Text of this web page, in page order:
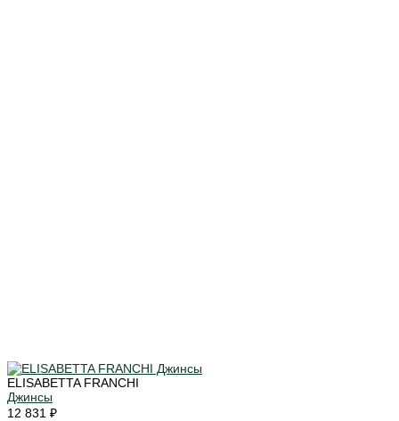
ELISABETTA FRANCHI
Джинсы
12 831 ₽